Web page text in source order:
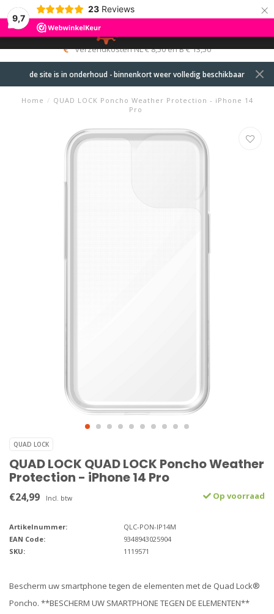
9,7
23 Reviews ×
MENU
0
verzendkosten NL € 8,50 en B € 13,50
de site is in onderhoud - binnenkort weer volledig beschikbaar
Home / QUAD LOCK Poncho Weather Protection - iPhone 14
Pro
QUAD LOCK
QUAD LOCK QUAD LOCK Poncho Weather
Protection - iPhone 14 Pro
€24,99 Incl. btw Op voorraad
Artikelnummer:
QLC-PON-IP14M
EAN Code:
9348943025904
SKU:
1119571
Bescherm uw smartphone tegen de elementen met de Quad Lock®
Poncho. **BESCHERM UW SMARTPHONE TEGEN DE ELEMENTEN**